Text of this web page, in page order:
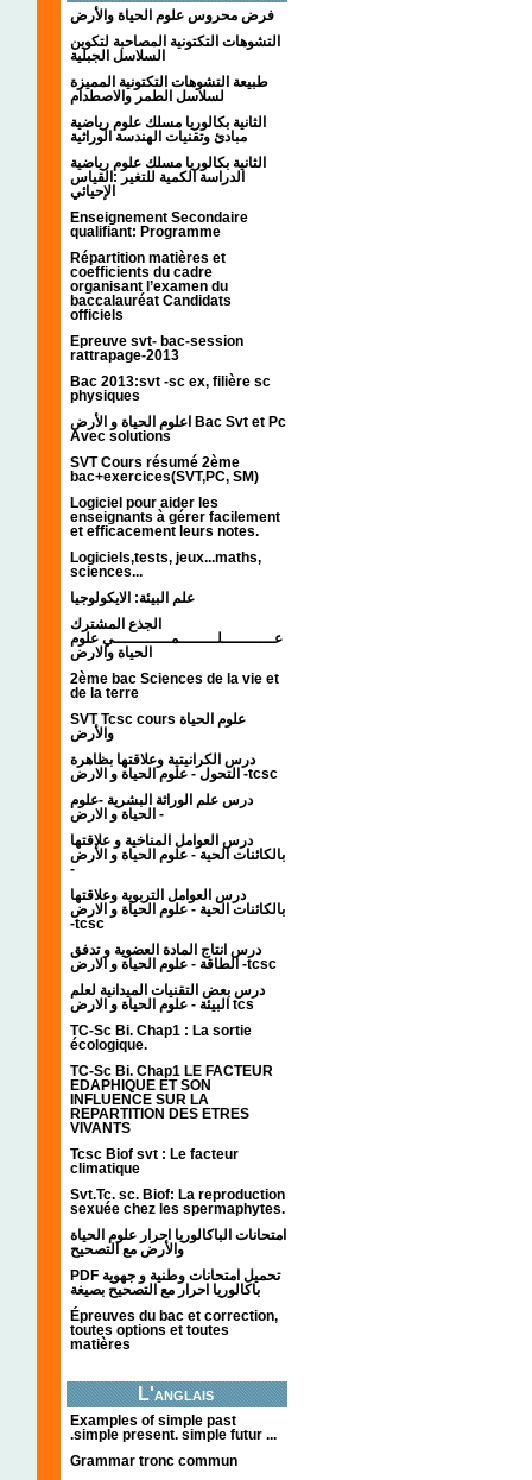
terre
فرض محروس علوم الحياة والأرض
التشوهات التكتونیة المصاحبة لتكوین
السلاسل الجبلیة
طبيعة التشوهات التكتونية المميزة
لسلاسل الطمر والاصطدام
الثانية بكالوريا مسلك علوم رياضية
مبادئ وتقنيات الهندسة الوراثية
الثانية بكالوريا مسلك علوم رياضية
الدراسة الكمية للتغير :القياس
الإحيائي
Enseignement Secondaire
qualifiant: Programme
Répartition matières et
coefficients du cadre
organisant l’examen du
baccalauréat Candidats
officiels
Epreuve svt- bac-session
rattrapage-2013
Bac 2013:svt -sc ex, filière sc
physiques
اعلوم الحياة و الأرض Bac Svt et Pc
Avec solutions
SVT Cours résumé 2ème
bac+exercices(SVT,PC, SM)
Logiciel pour aider les
enseignants à gérer facilement
et efficacement leurs notes.
Logiciels,tests, jeux...maths,
sciences...
علم البيئة: الايكولوجيا
الجذع المشترك
عـــــــــــلــــــــمــــــــــــي علوم
الحياة والارض
2ème bac Sciences de la vie et
de la terre
SVT Tcsc cours علوم الحياة
والأرض
درس الكرانيتية وعلاقتها بظاهرة
التحول - علوم الحياة و الارض -tcsc
درس علم الوراثة البشرية -علوم
الحياة و الارض -
درس العوامل المناخية و علاقتها
بالكائنات الحية - علوم الحياة و الأرض
-
درس العوامل التربوية وعلاقتها
بالكائنات الحية - علوم الحياة و الارض
-tcsc
درس انتاج المادة العضوية و تدفق
الطاقة - علوم الحياة و الارض -tcsc
درس بعض التقنيات الميدانية لعلم
البيئة - علوم الحياة و الارض tcs
TC-Sc Bi. Chap1 : La sortie
écologique.
TC-Sc Bi. Chap1 LE FACTEUR
EDAPHIQUE ET SON
INFLUENCE SUR LA
REPARTITION DES ETRES
VIVANTS
Tcsc Biof svt : Le facteur
climatique
Svt.Tc. sc. Biof: La reproduction
sexuée chez les spermaphytes.
امتحانات الباكالوريا احرار علوم الحياة
والأرض مع التصحيح
PDF تحميل امتحانات وطنية و جهوية
باكالوريا احرار مع التصحيح بصيغة
Épreuves du bac et correction,
toutes options et toutes
matières
L'anglais
Examples of simple past
.simple present. simple futur ...
Grammar tronc commun